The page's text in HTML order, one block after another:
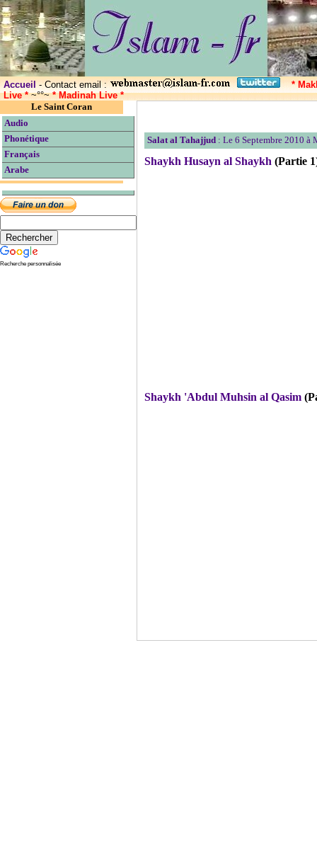
Accueil- Contact email :
*
Live *~°°~* Madinah Live *
Le Saint Coran
Audio
Phonétique
Français
Arabe
Recherche personnalisée
Salat al Tahajjud : Le 6 Septembre 2010 à
Shaykh Husayn al Shaykh (Partie
Shaykh 'Abdul Muhsin al Qasim